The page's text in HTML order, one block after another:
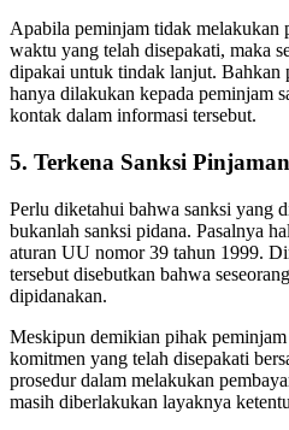
Apabila peminjam tidak melakukan
waktu yang telah disepakati, maka
dipakai untuk tindak lanjut. Bahkan
hanya dilakukan kepada peminjam
kontak dalam informasi tersebut.
5. Terkena Sanksi Pinjaman
Perlu diketahui bahwa sanksi yang
bukanlah sanksi pidana. Pasalnya
aturan UU nomor 39 tahun 1999.
tersebut disebutkan bahwa
dipidanakan.
Meskipun demikian pihak
komitmen yang telah disepakati
prosedur dalam melakukan
masih diberlakukan layaknya